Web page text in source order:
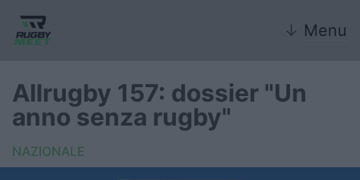
↓ Menu
Nazionali giovanili
Allrugby 157: dossier "Un
anno senza rugby"
NAZIONALE